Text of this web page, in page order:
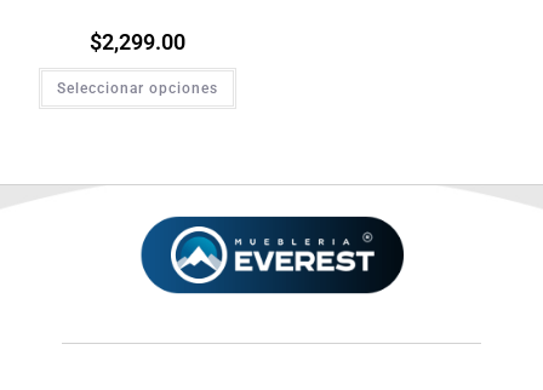
$2,299.00
Seleccionar opciones